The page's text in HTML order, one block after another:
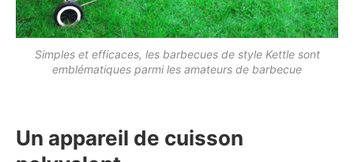
Simples et efficaces, les barbecues de style Kettle sont
emblématiques parmi les amateurs de barbecue
Un appareil de cuisson